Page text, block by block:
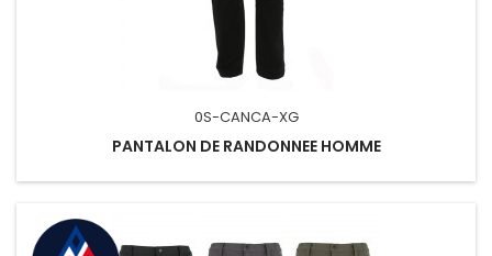
0S-CANCA-XG
PANTALON DE RANDONNEE HOMME